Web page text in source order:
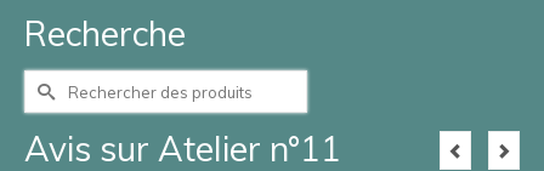
Recherche
Rechercher :
Avis sur Atelier n°11